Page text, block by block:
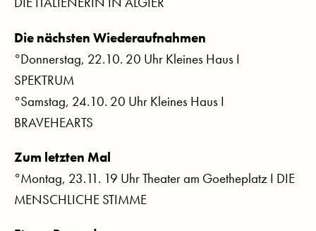
Die nächsten Wiederaufnahmen
°Donnerstag, 22.10. 20 Uhr Kleines Haus I
SPEKTRUM
°Samstag, 24.10. 20 Uhr Kleines Haus I
BRAVEHEARTS
Zum letzten Mal
°Montag, 23.11. 19 Uhr Theater am Goetheplatz I DIE
MENSCHLICHE STIMME